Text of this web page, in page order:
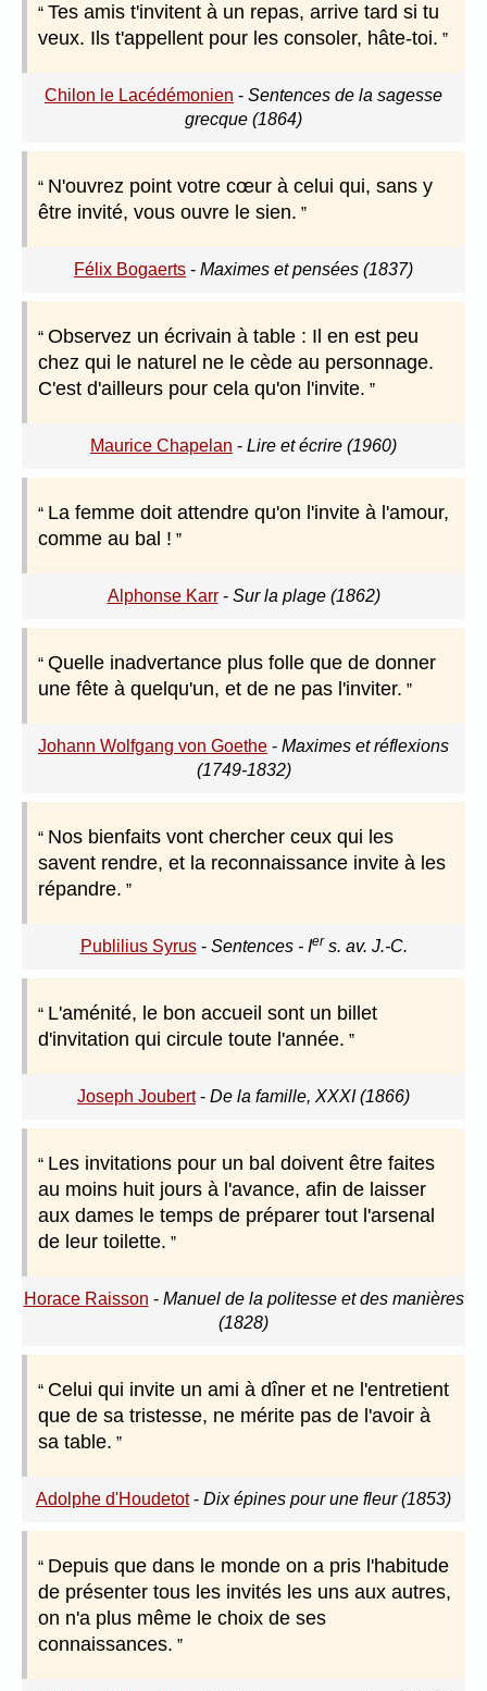
Tes amis t'invitent à un repas, arrive tard si tu
veux. Ils t'appellent pour les consoler, hâte-toi.
Chilon le Lacédémonien - Sentences de la sagesse
grecque (1864)
N'ouvrez point votre cœur à celui qui, sans y
être invité, vous ouvre le sien.
Félix Bogaerts - Maximes et pensées (1837)
Observez un écrivain à table : Il en est peu
chez qui le naturel ne le cède au personnage.
C'est d'ailleurs pour cela qu'on l'invite.
Maurice Chapelan - Lire et écrire (1960)
La femme doit attendre qu'on l'invite à l'amour,
comme au bal !
Alphonse Karr- Sur la plage (1862)
Quelle inadvertance plus folle que de donner
une fête à quelqu'un, et de ne pas l'inviter.
Johann Wolfgang von Goethe - Maximes et réflexions
(1749-1832)
Nos bienfaits vont chercher ceux qui les
savent rendre, et la reconnaissance invite à les
répandre.
Publilius Syrus- Sentences - Ier s. av. J.-C.
L'aménité, le bon accueil sont un billet
d'invitation qui circule toute l'année.
Joseph Joubert- De la famille, XXXI (1866)
Les invitations pour un bal doivent être faites
au moins huit jours à l'avance, afin de laisser
aux dames le temps de préparer tout l'arsenal
de leur toilette.
Horace Raisson - Manuel de la politesse et des manières
(1828)
Celui qui invite un ami à dîner et ne l'entretient
que de sa tristesse, ne mérite pas de l'avoir à
sa table.
Adolphe d'Houdetot- Dix épines pour une fleur (1853)
Depuis que dans le monde on a pris l'habitude
de présenter tous les invités les uns aux autres,
on n'a plus même le choix de ses
connaissances.